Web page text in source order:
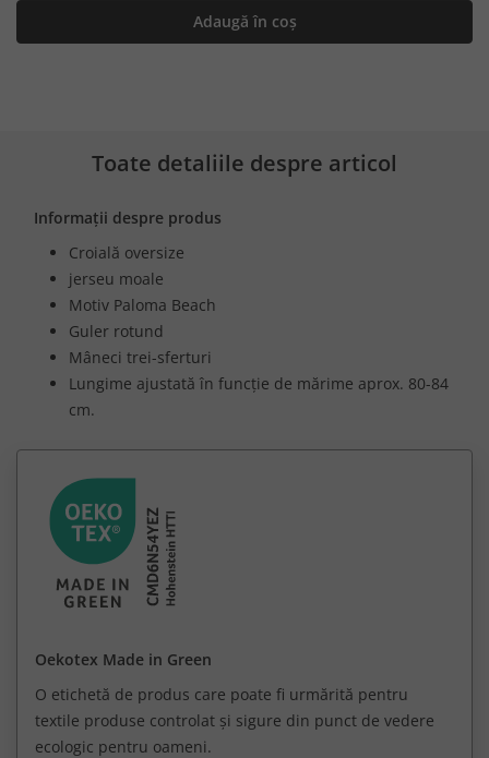
Adaugă în coș
Toate detaliile despre articol
Informații despre produs
Croială oversize
jerseu moale
Motiv Paloma Beach
Guler rotund
Mâneci trei-sferturi
Lungime ajustată în funcție de mărime aprox. 80-84
cm.
Oekotex Made in Green
O etichetă de produs care poate fi urmărită pentru
textile produse controlat și sigure din punct de vedere
ecologic pentru oameni.